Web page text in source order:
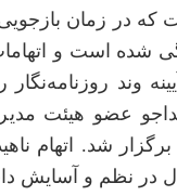
که در زمان
شده است و
وند روزنامه‌نگار
عضو هیئت
شد. اتهام
در نظم و آسایش